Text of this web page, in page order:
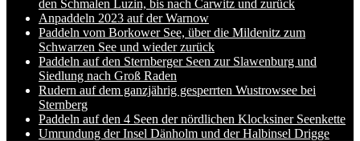
den Schmalen Luzin, bis nach Carwitz und zurück
Anpaddeln 2023 auf der Warnow
Paddeln vom Borkower See, über die Mildenitz zum
Schwarzen See und wieder zurück
Paddeln auf den Sternberger Seen zur Slawenburg und
Siedlung nach Groß Raden
Rudern auf dem ganzjährig gesperrten Wustrowsee bei
Sternberg
Paddeln auf den 4 Seen der nördlichen Klocksiner Seenkette
Umrundung der Insel Dänholm und der Halbinsel Drigge